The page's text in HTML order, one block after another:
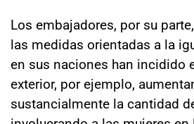
Los embajadores, por su
las medidas orientadas a la
en sus naciones han incidido
exterior, por ejemplo,
sustancialmente la cantidad